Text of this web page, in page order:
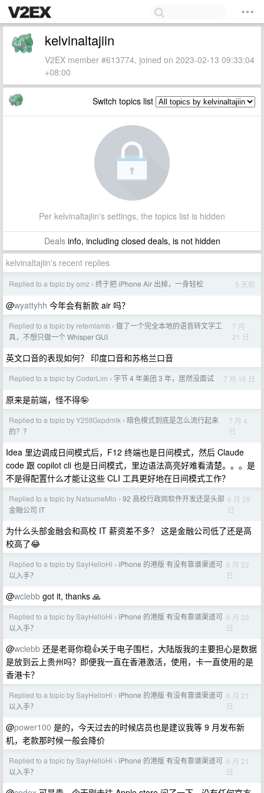
kelvinaltajiin
V2EX member #613774, joined on 2023-02-13 09:33:04
+08:00
Switch topics list
Per kelvinaltajiin's settings, the topics list is hidden
Dealsinfo, including closed deals, is not hidden
kelvinaltajiin's recent replies
Replied to a topic by omz › 终于把 iPhone Air 出掉，一身轻松 5 天前
@wyattyhh 今年会有新款 air 吗？
Replied to a topic by retemlamb › 做了一个完全本地的语音转文字工
具，不想只做一个 Whisper GUI
7 月
21 日
英文口音的表现如何？ 印度口音和苏格兰口音
Replied to a topic by CoderLim › 字节 4 年美团 3 年，居然没面试 7 月 16 日
原来是前端，怪不得🤪
Replied to a topic by Y25tIGxpdmlk › 暗色模式到底是怎么流行起来
的？？
7 月 4
日
Idea 里边调成日间模式后，F12 终端也是日间模式，然后 Claude
code 跟 copilot cli 也是日间模式，里边语法高亮好难看清楚。。。是
不是得配置什么才能让这些 CLI 工具更好地在日间模式工作？
Replied to a topic by NatsumeMio › 92 高校行政岗软件开发还是头部
金融公司 IT
6 月 29
日
为什么头部金融会和高校 IT 薪资差不多？ 这是金融公司低了还是高
校高了😂
Replied to a topic by SayHelloHi › iPhone 的港版 有没有靠谱渠道可
以入手？
6 月 22
日
@wclebb got it, thanks 🙏
Replied to a topic by SayHelloHi › iPhone 的港版 有没有靠谱渠道可
以入手？
6 月 22
日
@wclebb 还是老哥你稳👍关于电子围栏，大陆版我的主要担心是数据
是放到云上贵州吗？即便我一直在香港激活，使用，卡一直使用的是
香港卡？
Replied to a topic by SayHelloHi › iPhone 的港版 有没有靠谱渠道可
以入手？
6 月 21
日
@power100 是的，今天过去的时候店员也是建议我等 9 月发布新
机，老款那时候一般会降价
Replied to a topic by SayHelloHi › iPhone 的港版 有没有靠谱渠道可
以入手？
6 月 21
日